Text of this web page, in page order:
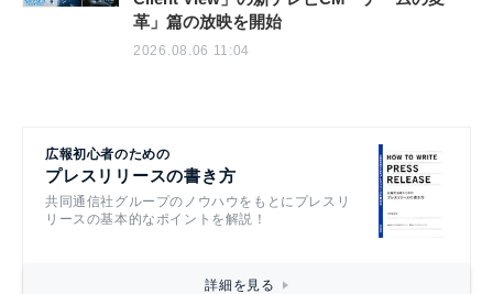
革」篇の放映を開始
2026.08.06 11:04
広報初心者のための
プレスリリースの書き方
共同通信社グループのノウハウをもとにプレスリ
リースの基本的なポイントを解説！
詳細を見る